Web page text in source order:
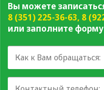
Вы можете
8 (351) 225-36-63, 8
или заполните